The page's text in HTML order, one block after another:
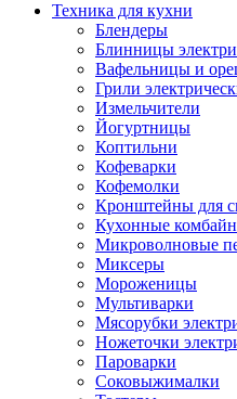
Техника для кухни
Блендеры
Блинницы
Вафельницы и
Грили
Измельчители
Йогуртницы
Коптильни
Кофеварки
Кофемолки
Кронштейны для
Кухонные
Микроволновые
Миксеры
Мороженицы
Мультиварки
Мясорубки
Ножеточки
Пароварки
Соковыжималки